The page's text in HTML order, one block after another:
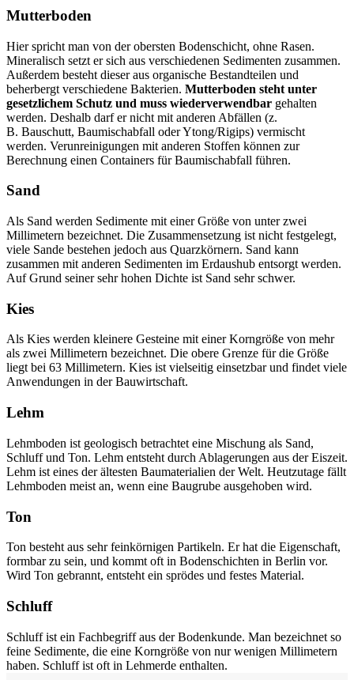
Mutterboden
Hier spricht man von der obersten Bodenschicht, ohne Rasen.
Mineralisch setzt er sich aus verschiedenen Sedimenten zusammen.
Außerdem besteht dieser aus organische Bestandteilen und
beherbergt verschiedene Bakterien. Mutterboden steht unter
gesetzlichem Schutz und muss wiederverwendbar gehalten
werden. Deshalb darf er nicht mit anderen Abfällen (z.
B. Bauschutt, Baumischabfall oder Ytong/Rigips) vermischt
werden. Verunreinigungen mit anderen Stoffen können zur
Berechnung einen Containers für Baumischabfall führen.
Sand
Als Sand werden Sedimente mit einer Größe von unter zwei
Millimetern bezeichnet. Die Zusammensetzung ist nicht festgelegt,
viele Sande bestehen jedoch aus Quarzkörnern. Sand kann
zusammen mit anderen Sedimenten im Erdaushub entsorgt werden.
Auf Grund seiner sehr hohen Dichte ist Sand sehr schwer.
Kies
Als Kies werden kleinere Gesteine mit einer Korngröße von mehr
als zwei Millimetern bezeichnet. Die obere Grenze für die Größe
liegt bei 63 Millimetern. Kies ist vielseitig einsetzbar und findet viele
Anwendungen in der Bauwirtschaft.
Lehm
Lehmboden ist geologisch betrachtet eine Mischung als Sand,
Schluff und Ton. Lehm entsteht durch Ablagerungen aus der Eiszeit.
Lehm ist eines der ältesten Baumaterialien der Welt. Heutzutage fällt
Lehmboden meist an, wenn eine Baugrube ausgehoben wird.
Ton
Ton besteht aus sehr feinkörnigen Partikeln. Er hat die Eigenschaft,
formbar zu sein, und kommt oft in Bodenschichten in Berlin vor.
Wird Ton gebrannt, entsteht ein sprödes und festes Material.
Schluff
Schluff ist ein Fachbegriff aus der Bodenkunde. Man bezeichnet so
feine Sedimente, die eine Korngröße von nur wenigen Millimetern
haben. Schluff ist oft in Lehmerde enthalten.